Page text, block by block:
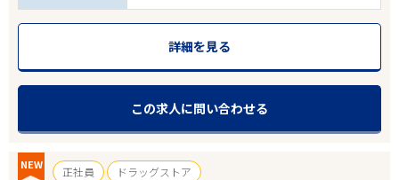
詳細を見る
この求人に問い合わせる
NEW 正社員
ドラッグストア